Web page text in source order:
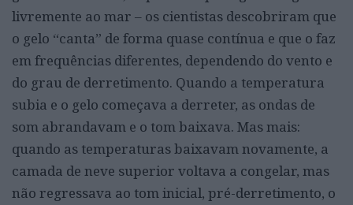
livremente ao mar – os cientistas descobriram que
o gelo “canta” de forma quase contínua e que o faz
em frequências diferentes, dependendo do vento e
do grau de derretimento. Quando a temperatura
subia e o gelo começava a derreter, as ondas de
som abrandavam e o tom baixava. Mas mais:
quando as temperaturas baixavam novamente, a
camada de neve superior voltava a congelar, mas
não regressava ao tom inicial, pré-derretimento, o